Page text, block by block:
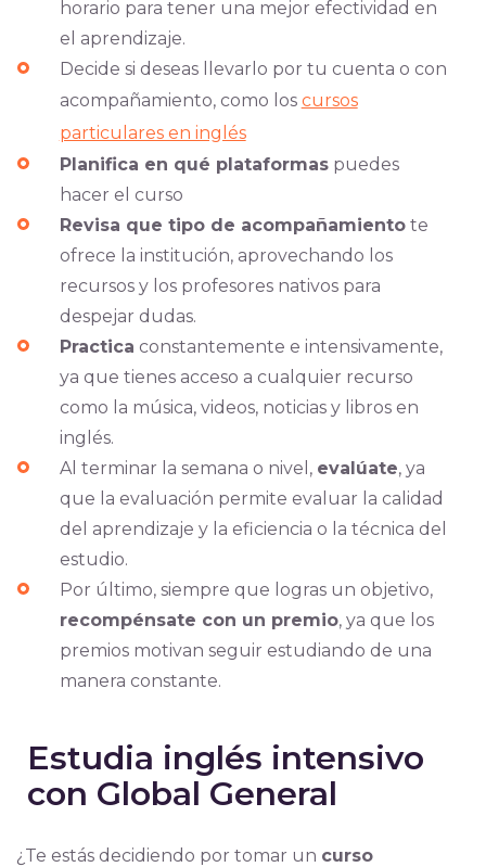
horario para tener una mejor efectividad en
el aprendizaje.
Decide si deseas llevarlo por tu cuenta o con
acompañamiento, como los cursos
particulares en inglés
Planifica en qué plataformaspuedes
hacer el curso
Revisa que tipo de acompañamientote
ofrece la institución, aprovechando los
recursos y los profesores nativos para
despejar dudas.
Practica constantemente e intensivamente,
ya que tienes acceso a cualquier recurso
como la música, videos, noticias y libros en
inglés.
Al terminar la semana o nivel, evalúate, ya
que la evaluación permite evaluar la calidad
del aprendizaje y la eficiencia o la técnica del
estudio.
Por último, siempre que logras un objetivo,
recompénsate con un premio, ya que los
premios motivan seguir estudiando de una
manera constante.
Estudia inglés intensivo
con Global General
¿Te estás decidiendo por tomar un curso